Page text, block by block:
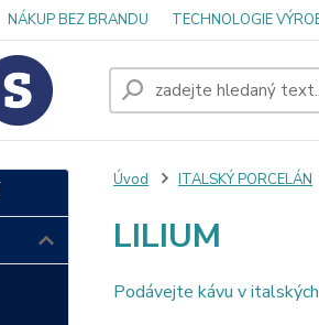
NÁKUP BEZ BRANDU TECHNOLOGIE
Úvod ITALSKÝ PORCELÁN
LILIUM
Podávejte kávu v